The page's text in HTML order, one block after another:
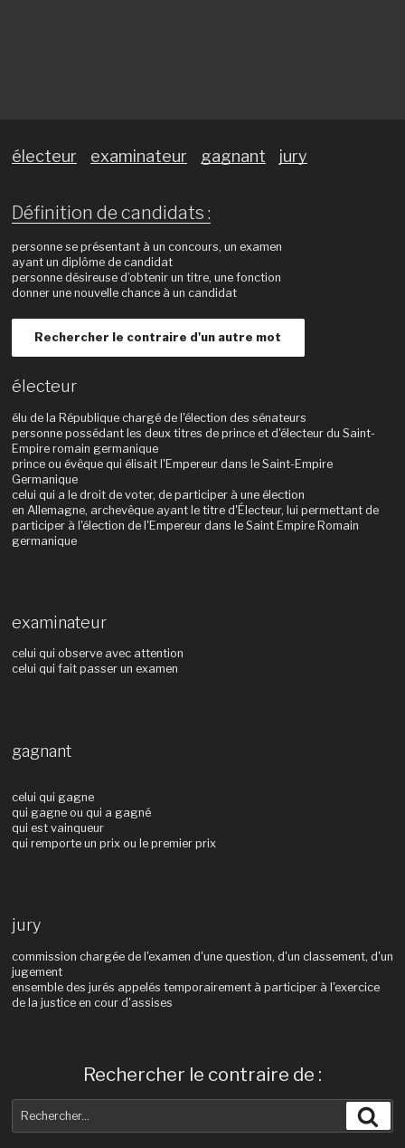
électeur examinateur gagnant jury
Définition de candidats :
personne se présentant à un concours, un examen
ayant un diplôme de candidat
personne désireuse d’obtenir un titre, une fonction
donner une nouvelle chance à un candidat
Rechercher le contraire d'un autre mot
électeur
élu de la République chargé de l'élection des sénateurs
personne possédant les deux titres de prince et d'électeur du Saint-
Empire romain germanique
prince ou évêque qui élisait l'Empereur dans le Saint-Empire
Germanique
celui qui a le droit de voter, de participer à une élection
en Allemagne, archevêque ayant le titre d'Électeur, lui permettant de
participer à l'élection de l'Empereur dans le Saint Empire Romain
germanique
examinateur
celui qui observe avec attention
celui qui fait passer un examen
gagnant
celui qui gagne
qui gagne ou qui a gagné
qui est vainqueur
qui remporte un prix ou le premier prix
jury
commission chargée de l'examen d'une question, d'un classement, d'un
jugement
ensemble des jurés appelés temporairement à participer à l'exercice
de la justice en cour d'assises
Rechercher le contraire de :
pour